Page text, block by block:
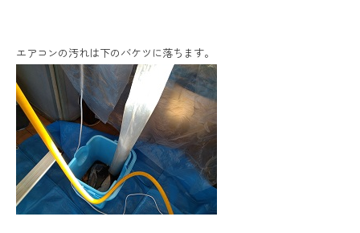
エアコンの汚れは下のバケツに落ちます。